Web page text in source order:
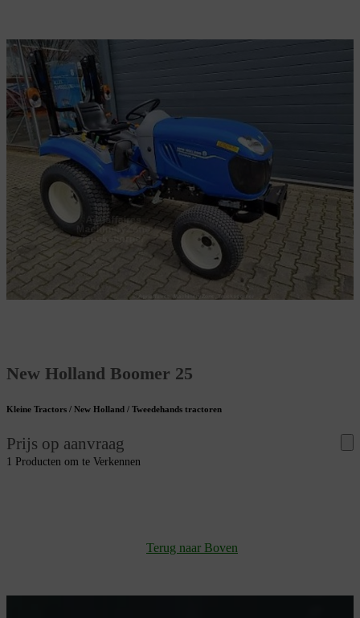
New Holland Boomer 25
Kleine Tractors / New Holland / Tweedehands tractoren
Prijs op aanvraag
1 Producten om te Verkennen
Terug naar Boven